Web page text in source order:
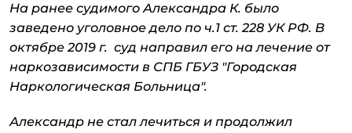
На ранее судимого Александра К. было
заведено уголовное дело по ч.1 ст. 228 УК РФ. В
октябре 2019 г. суд направил его на лечение от
наркозависимости в СПБ ГБУЗ "Городская
Наркологическая Больница".
Александр не стал лечиться и продолжил